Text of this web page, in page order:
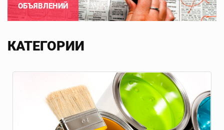
ОБЪЯВЛЕНИЙ
КАТЕГОРИИ